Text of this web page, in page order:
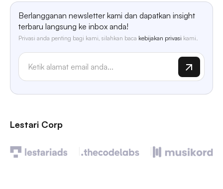
Berlangganan newsletter kami dan dapatkan insight
terbaru langsung ke inbox anda!
Privasi anda penting bagi kami, silahkan baca kebijakan privasi kami.
Lestari Corp